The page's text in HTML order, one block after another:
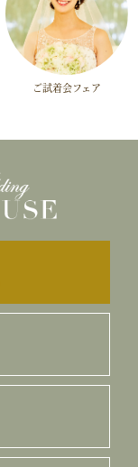
ご試着会フェア